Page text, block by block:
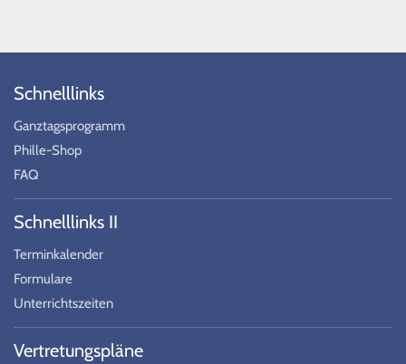
Schnelllinks
Ganztagsprogramm
Phille-Shop
FAQ
Schnelllinks II
Terminkalender
Formulare
Unterrichtszeiten
Vertretungspläne